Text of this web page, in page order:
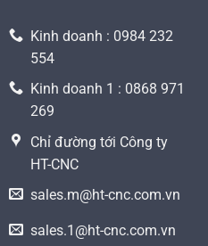
Kinh doanh : 0984 232
554
Kinh doanh 1 : 0868 971
269
Chỉ đường tới Công ty
HT-CNC
sales.m@ht-cnc.com.vn
sales.1@ht-cnc.com.vn